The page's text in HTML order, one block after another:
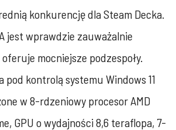
konkurencję dla Steam Decka.
jest wprawdzie zauważalnie
mocniejsze podzespoły.
pod kontrolą systemu Windows 11
w 8-rdzeniowy procesor AMD
GPU o wydajności 8,6 teraflopa, 7-